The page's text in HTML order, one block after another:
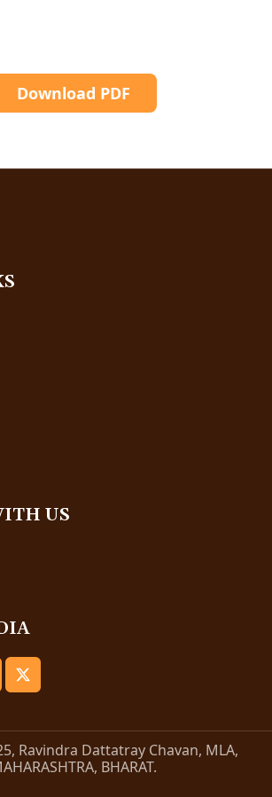
Download PDF
US
Ravindra Dattatray Chavan, MLA,
BHARAT.